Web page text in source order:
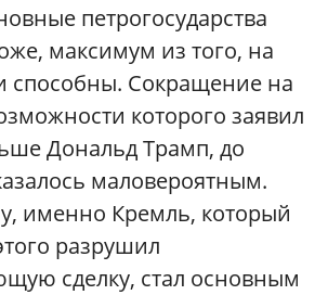
петрогосударства
максимум из того, на
способны. Сокращение на
которого заявил
Дональд Трамп, до
маловероятным.
именно Кремль, который
разрушил
сделку, стал основным